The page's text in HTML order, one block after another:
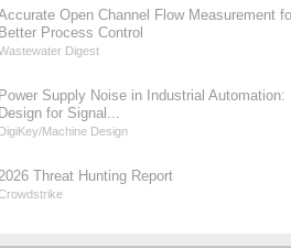
Open Channel Flow Measurement
Better Process Control
Digest
Power Supply Noise in Industrial Automation:
Design for Signal...
DigiKey/Machine Design
Threat Hunting Report